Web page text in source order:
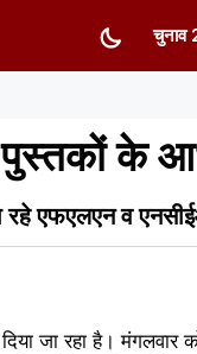
चुनाव
के
रहे एफएलएन व
दिया जा रहा है।